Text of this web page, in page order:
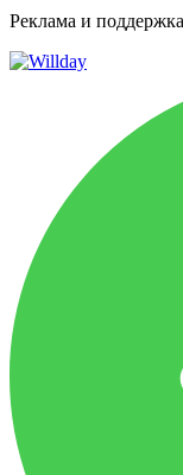
Реклама и поддержка